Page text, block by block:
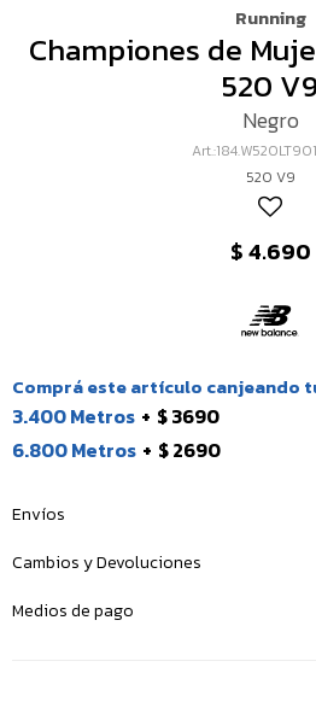
Running
Championes de
520 V9
Negro
520 V9
$4.690
Comprá este artículo canjeando
3.400 Metros $ 3690
6.800 Metros $ 2690
Envíos
Cambios y Devoluciones
Medios de pago